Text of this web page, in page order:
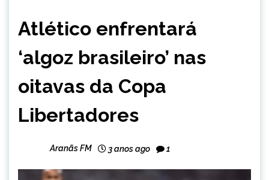
Atlético enfrentará
‘algoz brasileiro’ nas
oitavas da Copa
Libertadores
Aranãs FM 3 anos ago 1